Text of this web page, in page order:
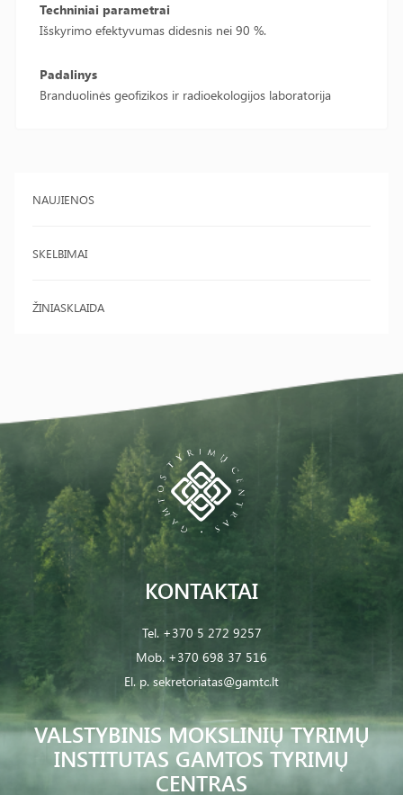
NAUJIENOS
SKELBIMAI
ŽINIASKLAIDA
Techniniai parametrai
Išskyrimo efektyvumas didesnis nei 90 %.
Padalinys
Branduolinės geofizikos ir radioekologijos laboratorija
VALSTYBINIS MOKSLINIŲ TYRIMŲ
INSTITUTAS GAMTOS TYRIMŲ
CENTRAS
KONTAKTAI
Tel. +370 5 272 9257
Mob. +370 698 37 516
El. p. sekretoriatas@gamtc.lt